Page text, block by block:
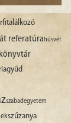
referatúrahúsvét
könyvtár
szabadegyetem
szűzanya